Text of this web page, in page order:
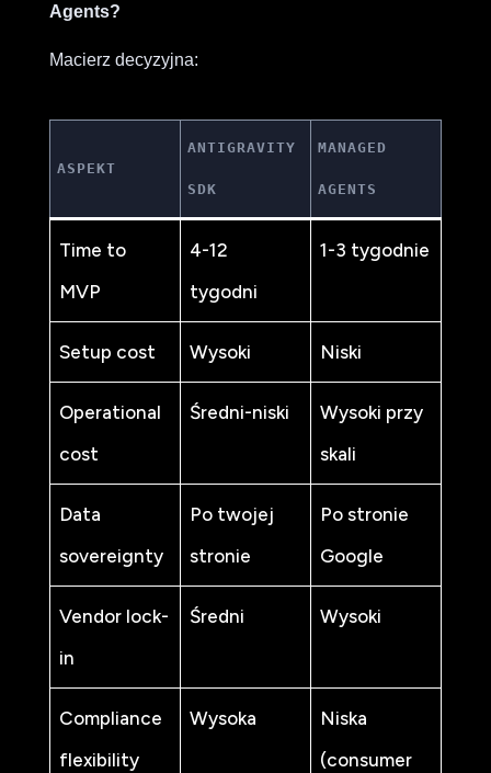
Agents?
Macierz decyzyjna:
ASPEKT
ANTIGRAVITY
SDK
MANAGED
AGENTS
Time to
MVP
4-12
tygodni
1-3 tygodnie
Setup cost Wysoki Niski
Operational
cost
Średni-niski
Wysoki przy
skali
Data
sovereignty
Po twojej
stronie
Po stronie
Google
Vendor lock-
in
Średni Wysoki
Compliance
flexibility
Wysoka
Niska
(consumer